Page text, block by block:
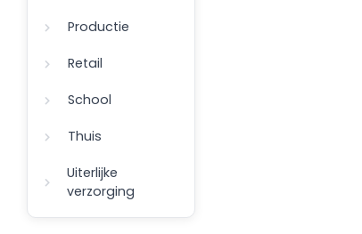
Productie
Retail
School
Thuis
Uiterlijke
verzorging